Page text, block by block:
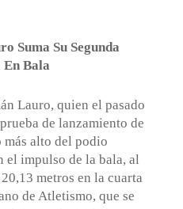
Suma Su Segunda
Bala
Lauro, quien el pasado
de lanzamiento de
alto del podio
el impulso de la bala, al
metros en la cuarta
de Atletismo, que se